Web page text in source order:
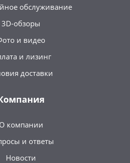
обслуживание
3D-обзоры
и видео
и лизинг
доставки
О компании
и ответы
Новости